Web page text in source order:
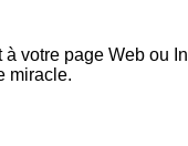
votre page Web ou
miracle.